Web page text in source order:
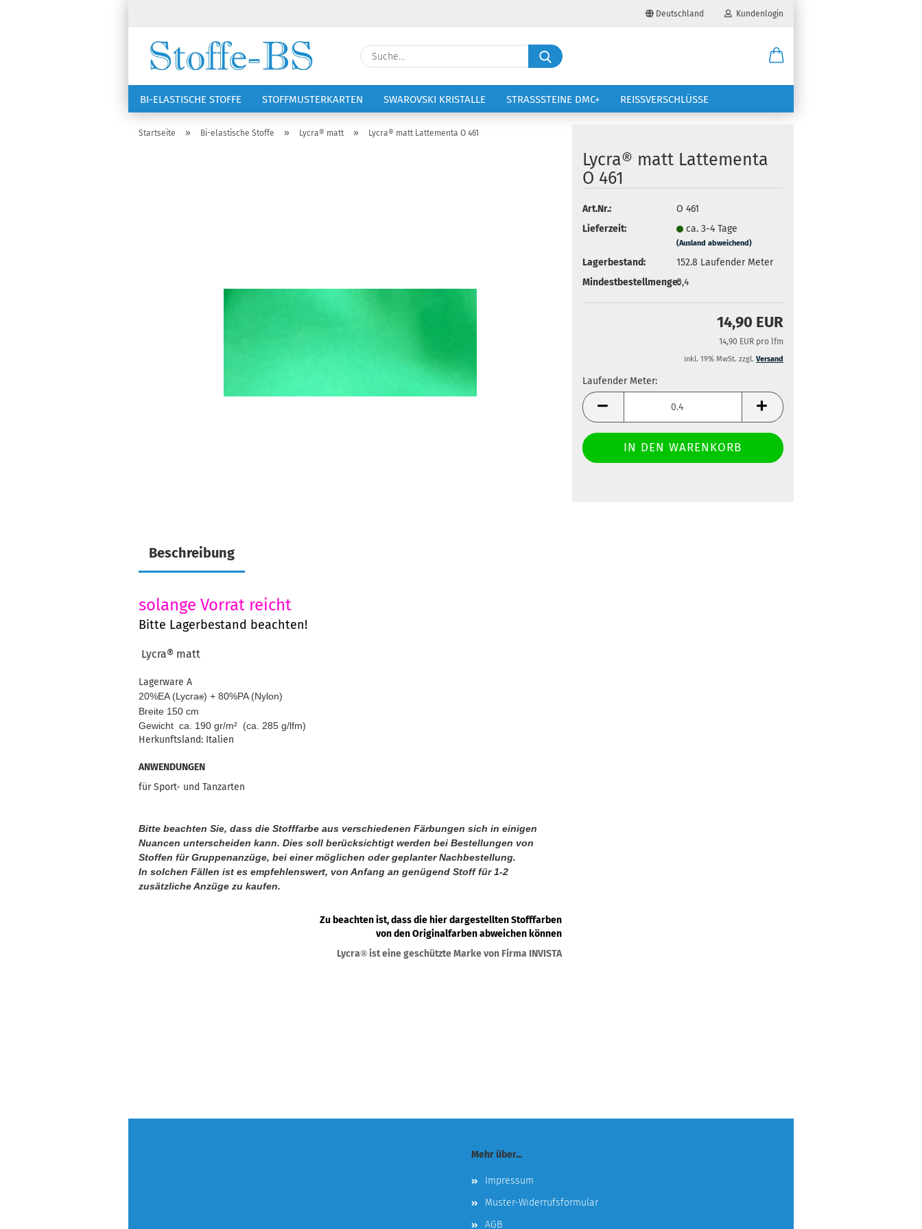
Deutschland
Lieferland
Kundenlogin
Konto erstellen
Passwort vergessen?
Suche...
BI-ELASTISCHE STOFFE STOFFMUSTERKARTEN SWAROVSKI KRISTALLE STRASSSTEINE DMC+ REISSVERSCHLÜSSE
NÄHZUBEHÖR RSG KAPPEN VOLTIGIERANZÜGE STICKEREI
Startseite » Bi-elastische Stoffe » Lycra® matt » Lycra® matt Lattementa O 461
Lycra® matt Lattementa
O 461
Art.Nr.:
O 461
Lieferzeit:
ca. 3-4 Tage
(Ausland abweichend)
Lagerbestand: 152.8 Laufender Meter
Mindestbestellmenge:0,4
14,90 EUR
14,90 EUR pro lfm
inkl. 19% MwSt. zzgl. Versand
Laufender Meter:
Laufender
Meter
Beschreibung
solange Vorrat reicht
Bitte Lagerbestand beachten!
Lycra® matt
Lagerware A
20%EA (Lycra®) + 80%PA (Nylon)
Breite 150 cm
Gewicht ca. 190 gr/m² (ca. 285 g/lfm)
Herkunftsland: Italien
ANWENDUNGEN
für Sport- und Tanzarten
Bitte beachten Sie, dass die Stofffarbe aus verschiedenen Färbungen sich in einigen
Nuancen unterscheiden kann. Dies soll berücksichtigt werden bei Bestellungen von
Stoffen für Gruppenanzüge, bei einer möglichen oder geplanter Nachbestellung.
In solchen Fällen ist es empfehlenswert, von Anfang an genügend Stoff für 1-2
zusätzliche Anzüge zu kaufen.
Zu beachten ist, dass die hier dargestellten Stofffarben
von den Originalfarben abweichen können
Lycra®ist eine geschützte Marke von Firma INVISTA
Mehr über...
Impressum
Muster-Widerrufsformular
AGB